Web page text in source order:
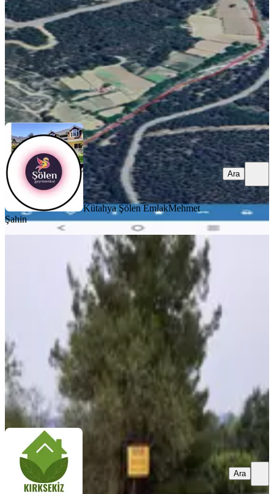
76 m²·658/m²· 16.05.2026
50.000 ₺
Kütahya Şölen EmlakMehmet Şahin
Ara
Kütahya Şölen EmlakMehmet
Şahin
Ara
Muğla Menteşe Gazeller'de
Ticari/konut İmarlı Satılık Arsa...
Kale, Demirciler Mahallesi
795 m² · 2.516/m² · 06.08.2026
2.000.000 ₺
KIRKSEKİZ EMLAK GAYRİMENKUL Hasan Yıldırım
Ara
Ara